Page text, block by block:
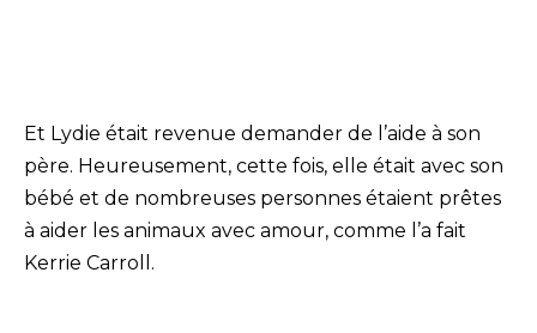
Et Lydie était revenue demander de l’aide à son
père. Heureusement, cette fois, elle était avec son
bébé et de nombreuses personnes étaient prêtes
à aider les animaux avec amour, comme l’a fait
Kerrie Carroll.